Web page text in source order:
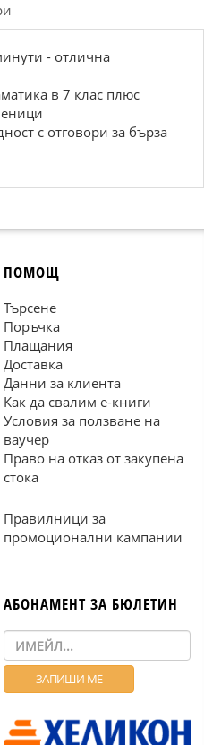
- отлична
в 7 клас плюс
с отговори за бърза
ПОМОЩ
Търсене
Поръчка
Плащания
Доставка
Данни за клиента
Как да свалим е-книги
Условия за ползване на
ваучер
Право на отказ от закупена
стока
Правилници за
промоционални кампании
АБОНАМЕНТ ЗА БЮЛЕТИН